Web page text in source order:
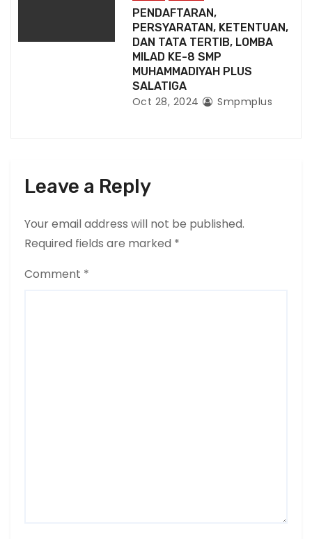
PENDAFTARAN,
PERSYARATAN, KETENTUAN,
DAN TATA TERTIB, LOMBA
MILAD KE-8 SMP
MUHAMMADIYAH PLUS
SALATIGA
Oct 28, 2024 Smpmplus
Leave a Reply
Your email address will not be published.
Required fields are marked *
Comment *